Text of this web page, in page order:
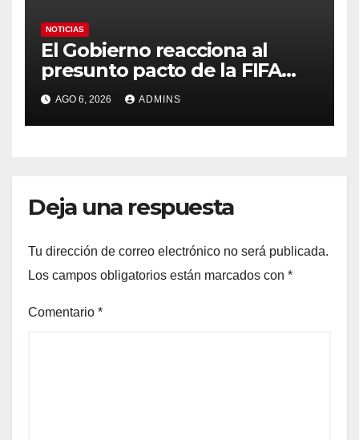
NOTICIAS
El Gobierno reacciona al
presunto pacto de la FIFA
con Marruecos para acoger
la final del Mundial 2030:
«Tiene que ser en España»
AGO 6, 2026 ADMINS
Deja una respuesta
Tu dirección de correo electrónico no será publicada.
Los campos obligatorios están marcados con *
Comentario *